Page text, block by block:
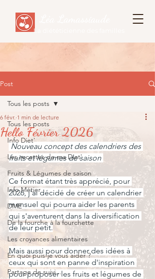
La diététicienne des familles
Post
Tous les posts
Info Diet'
Les recettes de ma Diet'
Fruits & Légumes de saison
Info Métier
DME
De la fourche à la fourchette
Les croyances alimentaires
En quoi puis-je vous aider ?
Partage de suivi...
Tous les posts
Hello Février 2026
6 févr. 1 min de lecture
fruits et légumes de saison
Ce format étant très apprécié, pour
2026, j'ai décidé de créer un calendrier
mensuel qui pourra aider les parents
qui s'aventurent dans la diversification
de leur petit.
Mais aussi pour donner des idées à
ceux qui sont en panne d'inspiration
pour proposer les fruits et légumes de